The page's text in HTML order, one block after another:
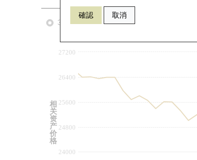
確認 取消
3个月 6个月
24000
24800
25600
26400
27200
相
关
资
产
价
格